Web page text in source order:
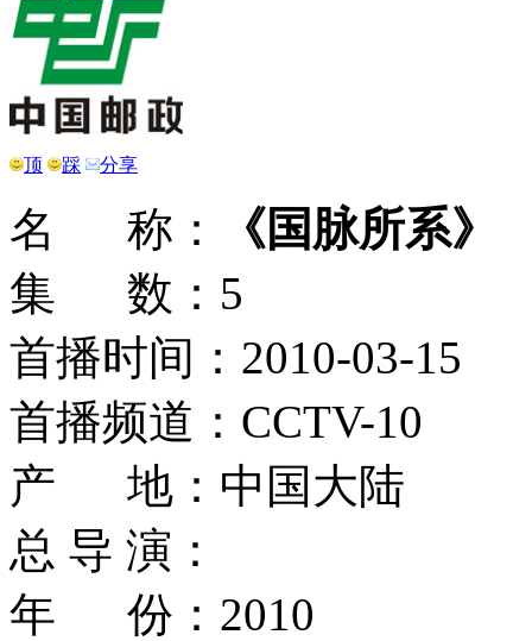
顶 踩 分享
名 称：
《国脉所系》
集 数：5
首播时间：2010-03-15
首播频道：CCTV-10
产 地：中国大陆
总 导 演：
年 份：2010